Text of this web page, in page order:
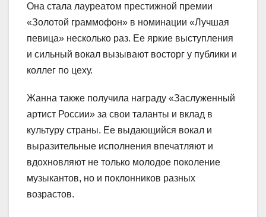
Она стала лауреатом престижной премии
«Золотой граммофон» в номинации «Лучшая
певица» несколько раз. Ее яркие выступления
и сильный вокал вызывают восторг у публики и
коллег по цеху.
Жанна также получила награду «Заслуженный
артист России» за свои таланты и вклад в
культуру страны. Ее выдающийся вокал и
выразительные исполнения впечатляют и
вдохновляют не только молодое поколение
музыкантов, но и поклонников разных
возрастов.